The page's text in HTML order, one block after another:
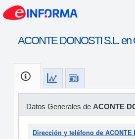
ACONTE DONOSTI S.L. en
Datos Generales de ACONTE
Dirección y teléfono de ACONTE